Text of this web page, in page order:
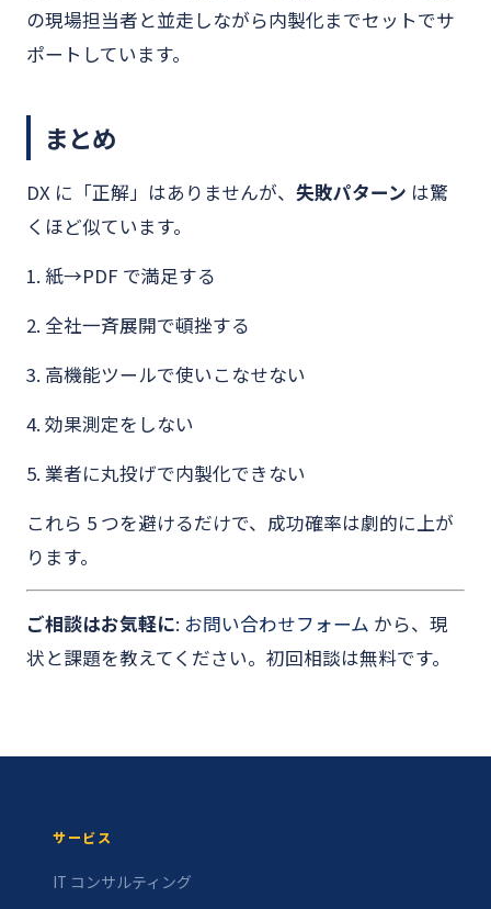
の現場担当者と並走しながら内製化までセットでサ
ポートしています。
まとめ
DX に「正解」はありませんが、 失敗パターン は驚
くほど似ています。
1. 紙→PDF で満足する
2. 全社一斉展開で頓挫する
3. 高機能ツールで使いこなせない
4. 効果測定をしない
5. 業者に丸投げで内製化できない
これら 5 つを避けるだけで、成功確率は劇的に上が
ります。
ご相談はお気軽に: お問い合わせフォーム から、現
状と課題を教えてください。初回相談は無料です。
サービス
IT コンサルティング